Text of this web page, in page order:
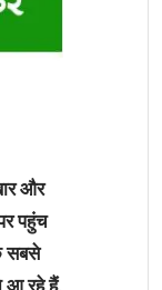
और
पहुंच
सबसे